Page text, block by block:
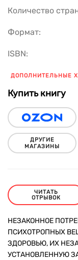
Количество
Формат:
ISBN:
ДОПОЛНИТЕЛЬНЫЕ
Купить книгу
ДРУГИЕ
МАГАЗИНЫ
ЧИТАТЬ
ОТРЫВОК
НЕЗАКОННОЕ
ПСИХОТРОПНЫХ
ЗДОРОВЬЮ, ИХ
УСТАНОВЛЕННУЮ